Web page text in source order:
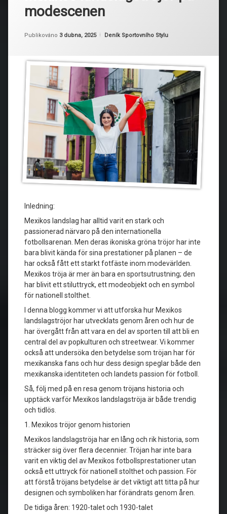
modescenen
Publikováno 3 dubna, 2025
Aktualizováno 3 dubna, 2025
Od Ruby
Kategorie:
Deník Sportovního Stylu
Inledning:
Mexikos landslag har alltid varit en stark och
passionerad närvaro på den internationella
fotbollsarenan. Men deras ikoniska gröna tröjor har inte
bara blivit kända för sina prestationer på planen – de
har också fått ett starkt fotfäste inom modevärlden.
Mexikos tröja är mer än bara en sportsutrustning; den
har blivit ett stiluttryck, ett modeobjekt och en symbol
för nationell stolthet.
I denna blogg kommer vi att utforska hur Mexikos
landslagströjor har utvecklats genom åren och hur de
har övergått från att vara en del av sporten till att bli en
central del av popkulturen och streetwear. Vi kommer
också att undersöka den betydelse som tröjan har för
mexikanska fans och hur dess design speglar både den
mexikanska identiteten och landets passion för fotboll.
Så, följ med på en resa genom tröjans historia och
upptäck varför Mexikos landslagströja är både trendig
och tidlös.
1. Mexikos tröjor genom historien
Mexikos landslagströja har en lång och rik historia, som
sträcker sig över flera decennier. Tröjan har inte bara
varit en viktig del av Mexikos fotbollsprestationer utan
också ett uttryck för nationell stolthet och passion. För
att förstå tröjans betydelse är det viktigt att titta på hur
designen och symboliken har förändrats genom åren.
De tidiga åren: 1920-talet och 1930-talet